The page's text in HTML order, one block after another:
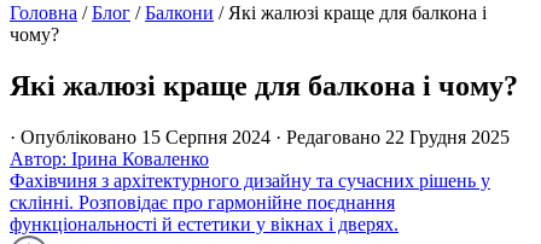
Головна /Блог /Балкони / Які жалюзі краще для балкона і
чому?
Які жалюзі краще для балкона і чому?
· Опубліковано 15 Серпня 2024 · Редаговано 22 Грудня 2025
Автор: Ірина Коваленко
Фахівчиня з архітектурного дизайну та сучасних рішень у
склінні. Розповідає про гармонійне поєднання
функціональності й естетики у вікнах і дверях.